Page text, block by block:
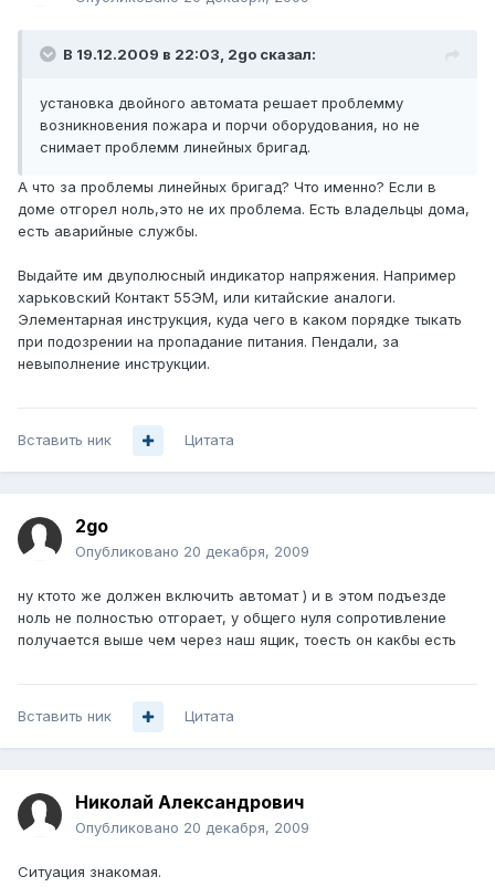
В 19.12.2009 в 22:03, 2go сказал:
установка двойного автомата решает проблемму
возникновения пожара и порчи оборудования, но не
снимает проблемм линейных бригад.
А что за проблемы линейных бригад? Что именно? Если в
доме отгорел ноль,это не их проблема. Есть владельцы дома,
есть аварийные службы.
Выдайте им двуполюсный индикатор напряжения. Например
харьковский Контакт 55ЭМ, или китайские аналоги.
Элементарная инструкция, куда чего в каком порядке тыкать
при подозрении на пропадание питания. Пендали, за
невыполнение инструкции.
Вставить ник Цитата
2go
Опубликовано 20 декабря, 2009
ну ктото же должен включить автомат ) и в этом подъезде
ноль не полностью отгорает, у общего нуля сопротивление
получается выше чем через наш ящик, тоесть он какбы есть
Вставить ник Цитата
Николай Александрович
Опубликовано 20 декабря, 2009
Ситуация знакомая.